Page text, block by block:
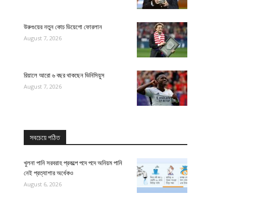
উরুগুয়ের নতুন কোচ ডিয়েগো ফোরলান
August 7, 2026
রিয়ালে আরো ৬ বছর থাকছেন ভিনিসিয়ুস
August 7, 2026
সবচেয়ে পঠিত
খুলনা পানি সরবরাহ প্রকল্পে পদে পদে অনিয়ম পানি
নেই প্রত্যাশার অর্ধেকও
August 6, 2026